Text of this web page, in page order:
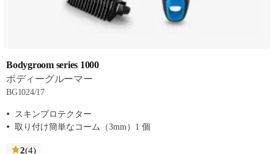
Bodygroom series 1000
ボディーグルーマー
BG1024/17
スキンプロテクター
取り付け簡単なコーム（3mm）1 個
2(4レ
)